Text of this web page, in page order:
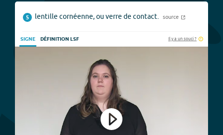
5 lentille cornéenne, ou verre de contact. source
SIGNE DÉFINITION LSF Il y a un souci ?
Play